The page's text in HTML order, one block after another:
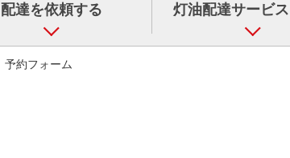
配達を依頼する 灯油配達サービ
予約フォーム